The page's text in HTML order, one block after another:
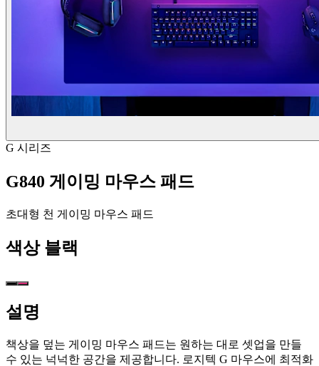
G 시리즈
G840 게이밍 마우스 패드
초대형 천 게이밍 마우스 패드
색상 블랙
설명
책상을 덮는 게이밍 마우스 패드는 원하는 대로 셋업을 만들
수 있는 넉넉한 공간을 제공합니다. 로지텍 G 마우스에 최적화